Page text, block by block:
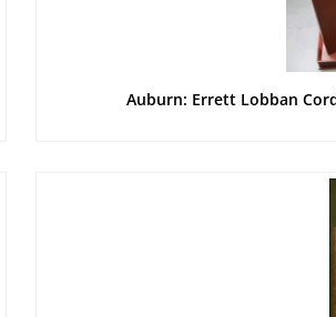
Auburn: Errett Lobban